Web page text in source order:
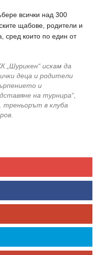
всички над 300
щабове, родители и
сред които по един от
„Шурикен“ искам да
деца и родители
и
на турнира“,
треньорът в клуба